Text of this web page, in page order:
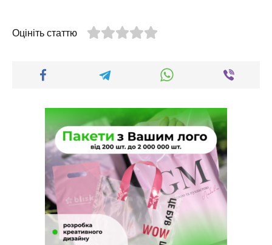
Оцініть статтю